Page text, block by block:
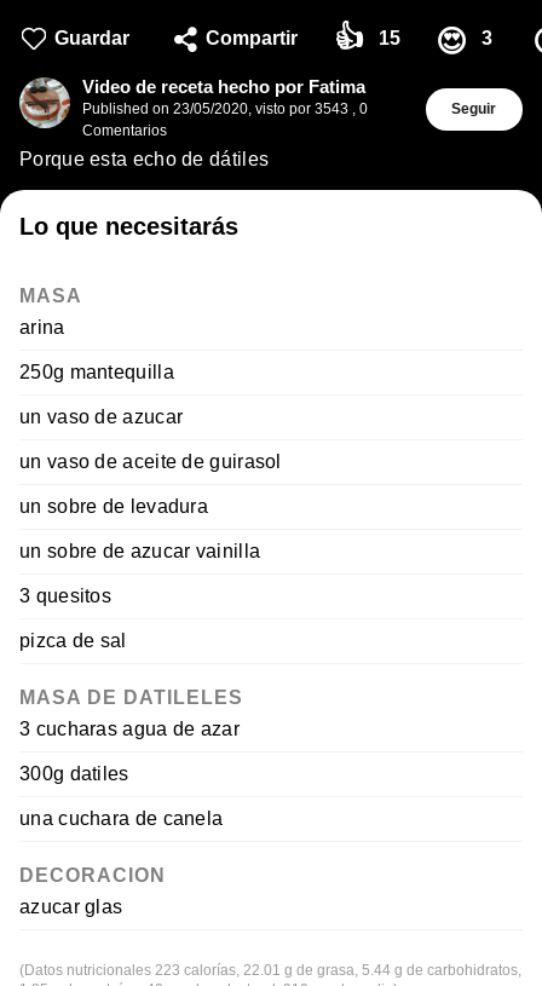
Guardar Compartir 👍 15 😍 3
Video de receta hecho por Fatima
Published on 23/05/2020, visto por 3543 , 0
Comentarios
Seguir
Porque esta echo de dátiles
Lo que necesitarás
MASA
arina
250g mantequilla
un vaso de azucar
un vaso de aceite de guirasol
un sobre de levadura
un sobre de azucar vainilla
3 quesitos
pizca de sal
MASA DE DATILELES
3 cucharas agua de azar
300g datiles
una cuchara de canela
DECORACION
azucar glas
(Datos nutricionales 223 calorías, 22.01 g de grasa, 5.44 g de carbohidratos,